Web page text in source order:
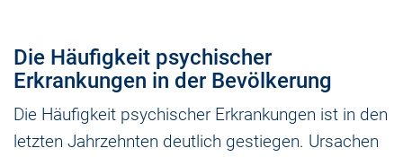
Die Häufigkeit psychischer
Erkrankungen in der Bevölkerung
Die Häufigkeit psychischer Erkrankungen ist in den
letzten Jahrzehnten deutlich gestiegen. Ursachen